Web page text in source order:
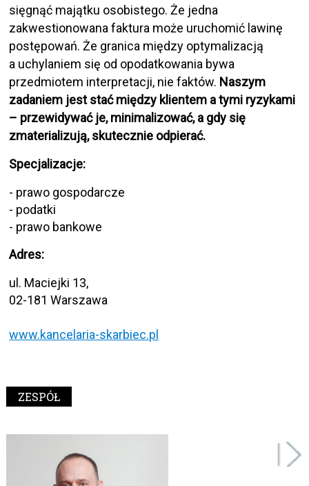
sięgnąć majątku osobistego. Że jedna
zakwestionowana faktura może uruchomić lawinę
postępowań. Że granica między optymalizacją
a uchylaniem się od opodatkowania bywa
przedmiotem interpretacji, nie faktów. Naszym
zadaniem jest stać między klientem a tymi ryzykami
– przewidywać je, minimalizować, a gdy się
zmaterializują, skutecznie odpierać.
Specjalizacje:
- prawo gospodarcze
- podatki
- prawo bankowe
Adres:
ul. Maciejki 13,
02-181 Warszawa
www.kancelaria-skarbiec.pl
ZESPÓŁ